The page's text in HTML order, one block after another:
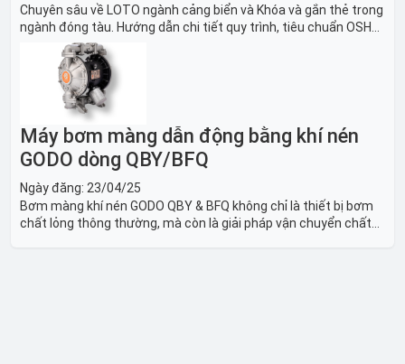
Chuyên sâu về LOTO ngành cảng biển và Khóa và gắn thẻ trong
ngành đóng tàu. Hướng dẫn chi tiết quy trình, tiêu chuẩn OSHA,
thiết bị và Giải pháp LOTO trong công nghiệp đóng tàu toàn
Máy bơm màng dẫn động bằng khí nén
GODO dòng QBY/BFQ
Ngày đăng: 23/04/25
Bơm màng khí nén GODO QBY & BFQ không chỉ là thiết bị bơm
chất lỏng thông thường, mà còn là giải pháp vận chuyển chất